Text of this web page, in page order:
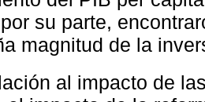
su parte,
magnitud de la
al impacto de